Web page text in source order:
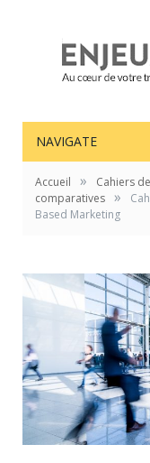
NAVIGATE
Accueil »
Cahiers
comparatives »
Based Marketing